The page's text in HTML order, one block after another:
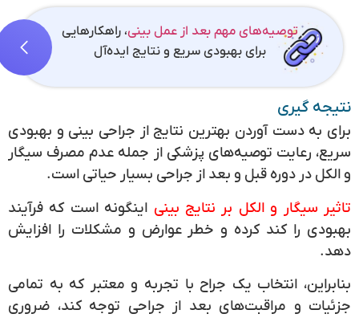
توصیه‌های مهم بعد از عمل بینی، راهکارهایی
برای بهبودی سریع و نتایج ایده‌آل
نتیجه گیری
برای به دست آوردن بهترین نتایج از جراحی بینی و بهبودی
سریع، رعایت توصیه‌های پزشکی از جمله عدم مصرف سیگار
و الکل در دوره قبل و بعد از جراحی بسیار حیاتی است.
تاثیر سیگار و الکل بر نتایج بینیاینگونه است که فرآیند
بهبودی را کند کرده و خطر عوارض و مشکلات را افزایش
دهد.
بنابراین، انتخاب یک جراح با تجربه و معتبر که به تمامی
جزئیات و مراقبت‌های بعد از جراحی توجه کند، ضروری